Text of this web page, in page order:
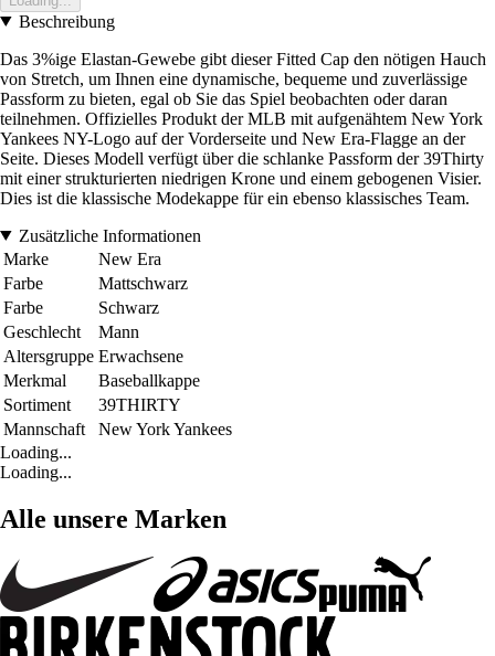
Beschreibung
Das 3%ige Elastan-Gewebe gibt dieser Fitted Cap den nötigen Hauch
von Stretch, um Ihnen eine dynamische, bequeme und zuverlässige
Passform zu bieten, egal ob Sie das Spiel beobachten oder daran
teilnehmen. Offizielles Produkt der MLB mit aufgenähtem New York
Yankees NY-Logo auf der Vorderseite und New Era-Flagge an der
Seite. Dieses Modell verfügt über die schlanke Passform der 39Thirty
mit einer strukturierten niedrigen Krone und einem gebogenen Visier.
Dies ist die klassische Modekappe für ein ebenso klassisches Team.
Zusätzliche Informationen
Marke
New Era
Farbe
Mattschwarz
Farbe
Schwarz
Geschlecht
Mann
Altersgruppe Erwachsene
Merkmal
Baseballkappe
Sortiment
39THIRTY
Mannschaft
New York Yankees
Loading...
Loading...
Alle unsere Marken